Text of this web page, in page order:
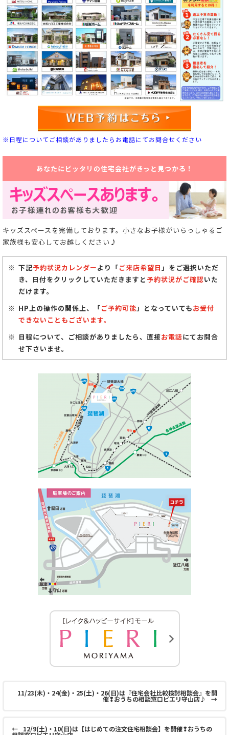
※日程についてご相談がありましたらお電話にてお問合せください
あなたにピッタリの住宅会社がきっと見つかる！
キッズスペースを完備しております。小さなお子様がいらっしゃるご
家族様も安心してお越しください♪
下記予約状況カレンダーより「ご来店希望日」をご選択いただ
き、日付をクリックしていただきますと予約状況がご確認いた
だけます。
HP上の操作の関係上、「ご予約可能」となっていてもお受付
できないこともございます。
日程について、ご相談がありましたら、直接お電話にてお問合
せ下さいませ。
11/23(木)・24(金)・25(土)・26(日)は『住宅会社比較検討相談会』を開
催❢おうちの相談窓口ピエリ守山店♪ →
← 12/9(土)・10(日)は【はじめての注文住宅相談会】を開催❢おうちの